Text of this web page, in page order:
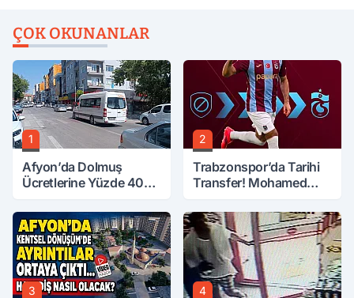
ÇOK OKUNANLAR
1
Afyon’da Dolmuş
Ücretlerine Yüzde 40
2
Trabzonspor’da Tarihi
Transfer! Mohamed
3 4